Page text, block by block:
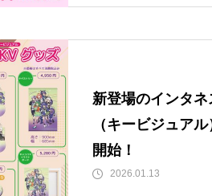
新登場のインタ
（キービジュア
開始！
2026.01.13